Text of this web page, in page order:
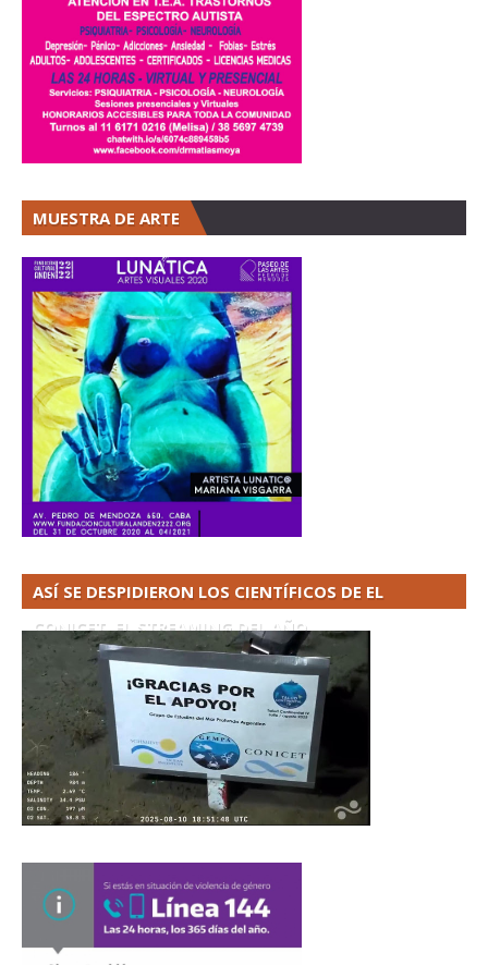
MUESTRA DE ARTE
ASÍ SE DESPIDIERON LOS CIENTÍFICOS DE EL
CONICET. EL STREAMING DEL AÑO